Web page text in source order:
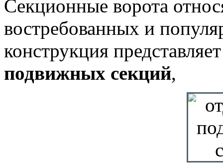
Секционные ворота
востребованных и
конструкция
подвижных секций,